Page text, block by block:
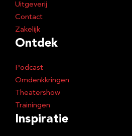
Uitgeverij
Contact
Zakelijk
Ontdek
Podcast
Omdenkkringen
Theatershow
Trainingen
Inspiratie